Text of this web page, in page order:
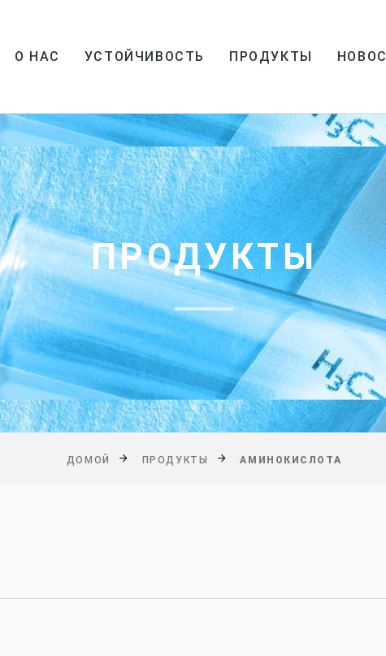
О НАС УСТОЙЧИВОСТЬ ПРОДУКТЫ
ПРОДУКТЫ
ДОМОЙ ПРОДУКТЫ АМИНОКИСЛОТА